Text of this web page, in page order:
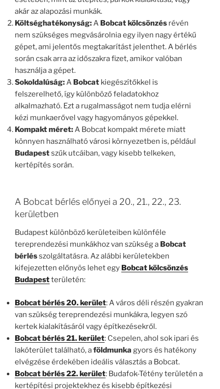
akár az alapozási munkák.
Költséghatékonyság:A Bobcat kölcsönzés révén
nem szükséges megvásárolnia egy ilyen nagy értékű
gépet, ami jelentős megtakarítást jelenthet. A bérlés
során csak arra az időszakra fizet, amikor valóban
használja a gépet.
Sokoldalúság:A Bobcat kiegészítőkkel is
felszerelhető, így különböző feladatokhoz
alkalmazható. Ezt a rugalmasságot nem tudja elérni
kézi munkaerővel vagy hagyományos gépekkel.
Kompakt méret:A Bobcat kompakt mérete miatt
könnyen használható városi környezetben is, például
Budapestszűk utcáiban, vagy kisebb telkeken,
kertépítés során.
A Bobcat bérlés előnyei a 20., 21., 22., 23.
kerületben
Budapest különböző kerületeiben különféle
tereprendezési munkákhoz van szükség a Bobcat
bérlésszolgáltatásra. Az alábbi kerületekben
kifejezetten előnyös lehet egy Bobcat kölcsönzés
Budapestterületén:
Bobcat bérlés 20. kerület: A város déli részén gyakran
van szükség tereprendezési munkákra, legyen szó
kertek kialakításáról vagy építkezésekről.
Bobcat bérlés 21. kerület: Csepelen, ahol sok ipari és
lakóterület található, aföldmunka gyors és hatékony
elvégzése érdekében ideális választás a Bobcat.
Bobcat bérlés 22. kerület: Budafok-Tétény területén a
kertépítési projektekhez és kisebb építkezési